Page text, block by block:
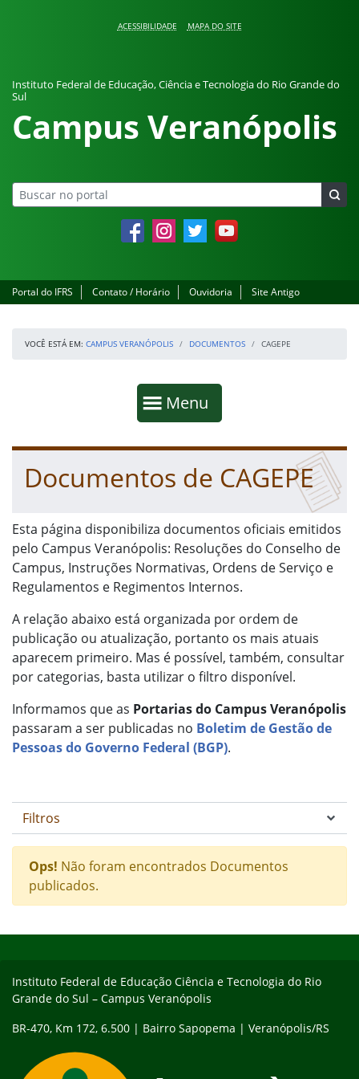
ACESSIBILIDADE MAPA DO SITE
Instituto Federal de Educação, Ciência e Tecnologia do Rio Grande do
Sul
Campus Veranópolis
FacebookInstagramTwitter YouTube
Portal do IFRS Contato / Horário Ouvidoria Site Antigo
VOCÊ ESTÁ EM: CAMPUS VERANÓPOLIS DOCUMENTOS CAGEPE
Mostrar
Menu
Fim da navegação
Início do conteúdo
Documentos de CAGEPE
Esta página disponibiliza documentos oficiais emitidos
pelo Campus Veranópolis: Resoluções do Conselho de
Campus, Instruções Normativas, Ordens de Serviço e
Regulamentos e Regimentos Internos.
A relação abaixo está organizada por ordem de
publicação ou atualização, portanto os mais atuais
aparecem primeiro. Mas é possível, também, consultar
por categorias, basta utilizar o filtro disponível.
Informamos que as Portarias do Campus Veranópolis
passaram a ser publicadas no Boletim de Gestão de
Pessoas do Governo Federal (BGP).
Filtros
Ops! Não foram encontrados Documentos
publicados.
Instituto Federal de Educação Ciência e Tecnologia do Rio
Grande do Sul – Campus Veranópolis
BR-470, Km 172, 6.500 | Bairro Sapopema | Veranópolis/RS